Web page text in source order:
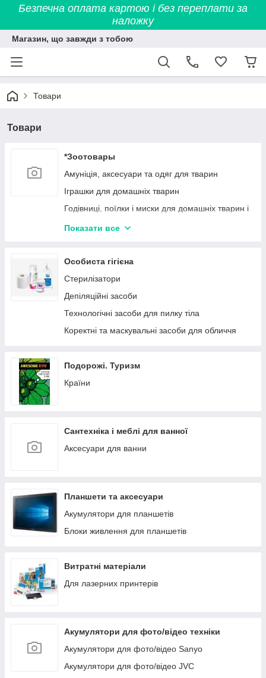
Безпечна оплата картою і без переплати за
наложку
Магазин, що завжди з тобою
Товари
Товари
*Зоотовары
Амуніція, аксесуари та одяг для тварин
Іграшки для домашніх тварин
Годівниці, поїлки і миски для домашніх тварин і
Показати все
Особиста гігієна
Стерилізатори
Депіляційні засоби
Технологічні засоби для пилку тіла
Коректні та маскувальні засоби для обличчя
Подорожі. Туризм
Країни
Сантехніка і меблі для ванної
Аксесуари для ванни
Планшети та аксесуари
Акумулятори для планшетів
Блоки живлення для планшетів
Витратні матеріали
Для лазерних принтерів
Акумулятори для фото/відео техніки
Акумулятори для фото/відео Sanyo
Акумулятори для фото/відео JVC